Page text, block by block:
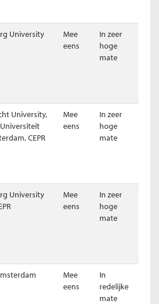
Resultaat per panellid stelling 3
aandringen op het verhogen van
AMRO.
voor kennis expert)
University
Mee
eens
In zeer
hoge
mate
University,
CEPR
Mee
eens
In zeer
hoge
mate
University
Mee
eens
In zeer
hoge
mate
Mee
eens
In
redelijke
mate